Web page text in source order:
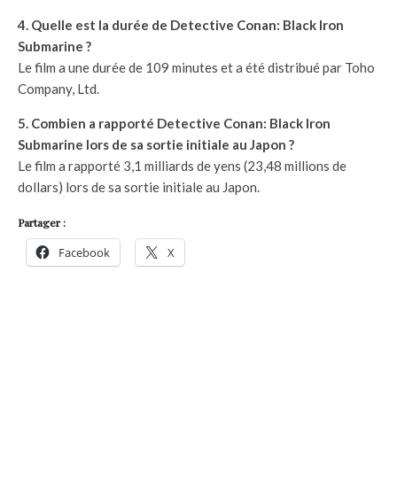
4. Quelle est la durée de Detective Conan: Black Iron
Submarine ?
Le film a une durée de 109 minutes et a été distribué par Toho
Company, Ltd.
5. Combien a rapporté Detective Conan: Black Iron
Submarine lors de sa sortie initiale au Japon ?
Le film a rapporté 3,1 milliards de yens (23,48 millions de
dollars) lors de sa sortie initiale au Japon.
Partager :
Facebook X